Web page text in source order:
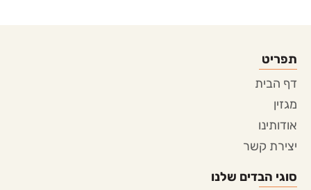
תפריט
דף הבית
מגזין
אודותינו
יצירת קשר
סוגי הבדים שלנו